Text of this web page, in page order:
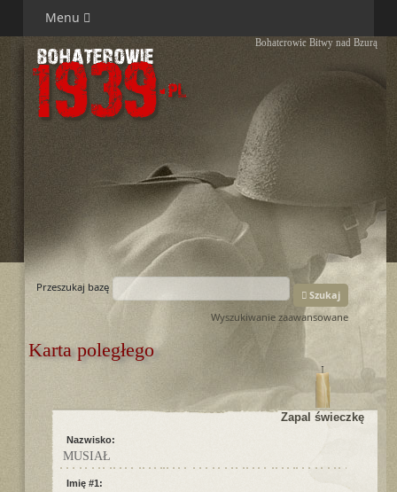
Menu
Bohaterowie Bitwy nad Bzurą
Przeszukaj bazę
Szukaj
Wyszukiwanie zaawansowane
Karta poległego
Zapal świeczkę
Nazwisko:
MUSIAŁ
Imię #1: